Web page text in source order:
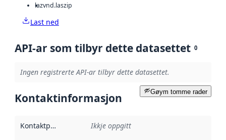
lazvnd.laszip
Last ned
API-ar som tilbyr dette datasettet 0
Ingen registrerte API-ar tilbyr dette datasettet.
Gøym tomme rader
Kontaktinformasjon
Kontaktpunkt Ikkje oppgitt